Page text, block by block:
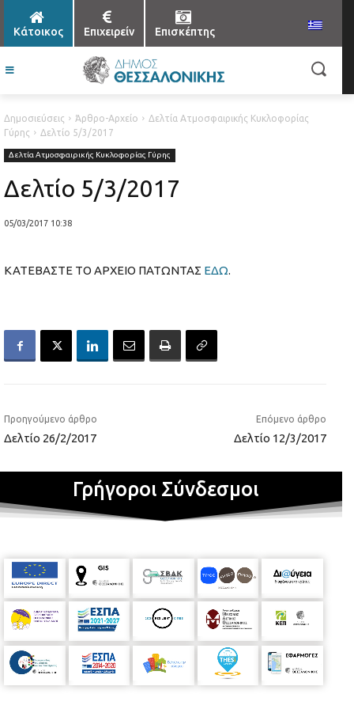
Κάτοικος Επιχειρείν Επισκέπτης
Δημοσιεύσεις Άρθρο-Αρχείο
Δελτία Ατμοσφαιρικής Κυκλοφορίας
Γύρης
Δελτίο 5/3/2017
Δελτία Ατμοσφαιρικής Κυκλοφορίας Γύρης
Δελτίο 5/3/2017
05/03/2017 10:38
ΚΑΤΕΒΑΣΤΕ ΤΟ ΑΡΧΕΙΟ ΠΑΤΩΝΤΑΣ ΕΔΩ.
Προηγούμενο άρθρο
Δελτίο 26/2/2017
Επόμενο άρθρο
Δελτίο 12/3/2017
Γρήγοροι Σύνδεσμοι